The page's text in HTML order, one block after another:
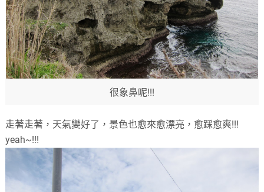
很象鼻呢!!!
走著走著，天氣變好了，景色也愈來愈漂亮，愈踩愈爽!!!
yeah~!!!